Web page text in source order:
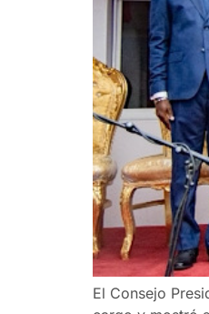
El Consejo